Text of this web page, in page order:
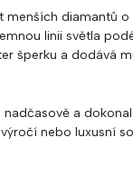
diamantů
linii světla
šperku a dodává
a
nebo luxusní